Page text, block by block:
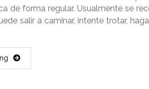
de forma regular. Usualmente se
salir a caminar, intente trotar,